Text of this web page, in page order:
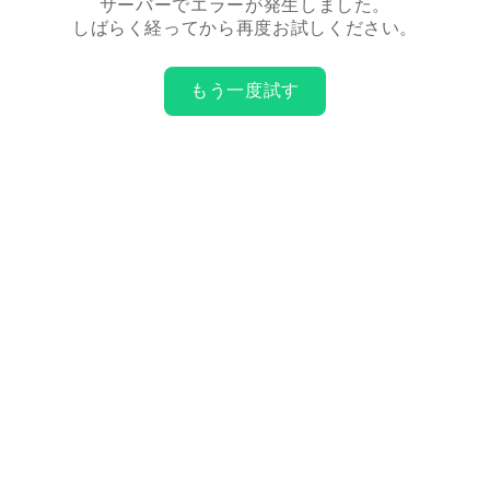
サーバーでエラーが発生しました。
しばらく経ってから再度お試しください。
もう一度試す